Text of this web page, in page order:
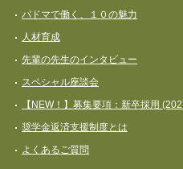
パドマで働く、１０の魅力
人材育成
先輩の先生のインタビュー
スペシャル座談会
【NEW！】募集要項：新卒採用
奨学⾦返済⽀援制度とは
よくあるご質問